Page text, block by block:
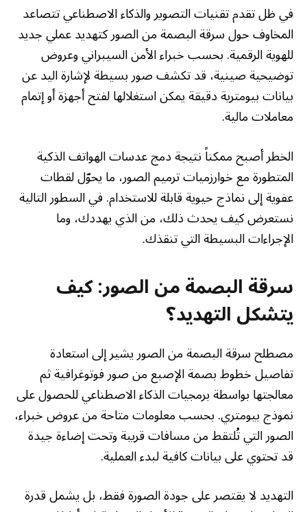
في ظل تقدم تقنيات التصوير والذكاء الاصطناعي تتصاعد
المخاوف حول سرقة البصمة من الصور كتهديد عملي جديد
للهوية الرقمية. بحسب خبراء الأمن السيبراني وعروض
توضيحية صينية، قد تكشف صور بسيطة لإشارة اليد عن
بيانات بيومترية دقيقة يمكن استغلالها لفتح أجهزة أو إتمام
معاملات مالية.
الخطر أصبح ممكناً نتيجة دمج عدسات الهواتف الذكية
المتطورة مع خوارزميات ترميم الصور، ما يحوّل لقطات
عفوية إلى نماذج حيوية قابلة للاستخدام. في السطور التالية
نستعرض كيف يحدث ذلك، من الذي يهددك، وما
الإجراءات البسيطة التي تنقذك.
سرقة البصمة من الصور: كيف
يتشكل التهديد؟
مصطلح سرقة البصمة من الصور يشير إلى استعادة
تفاصيل خطوط بصمة الإصبع من صور فوتوغرافية ثم
معالجتها بواسطة برمجيات الذكاء الاصطناعي للحصول على
نموذج بيومتري. بحسب معلومات متاحة من عروض خبراء،
الصور التي تُلتقط من مسافات قريبة وتحت إضاءة جيدة
قد تحتوي على بيانات كافية لبدء العملية.
التهديد لا يقتصر على جودة الصورة فقط، بل يشمل قدرة